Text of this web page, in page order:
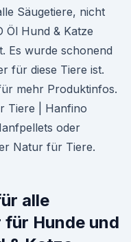
Säugetiere, nicht
Öl Hund & Katze
Es wurde schonend
für diese Tiere ist.
mehr Produktinfos.
Tiere | Hanfino
oder
Natur für Tiere.
alle
Hunde und